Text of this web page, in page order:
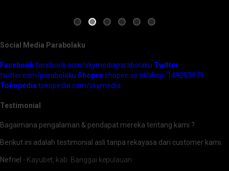
Social Media Parabolaku
Facebookfacebook.com/skymediaparabolaku Twitter
twitter.com/parabolaku Shopeeshopee.co.id/shop/149253979
Tokopedia tokopedia.com/skymedia
Testimonial
Bagaimana pengalaman & pendapat mereka tentang kami ?
Berikut ini adalah testimonial asli tanpa rekayasa dari customer kami.
Nefriel - Kayubet, kab. Banggai kepulauan